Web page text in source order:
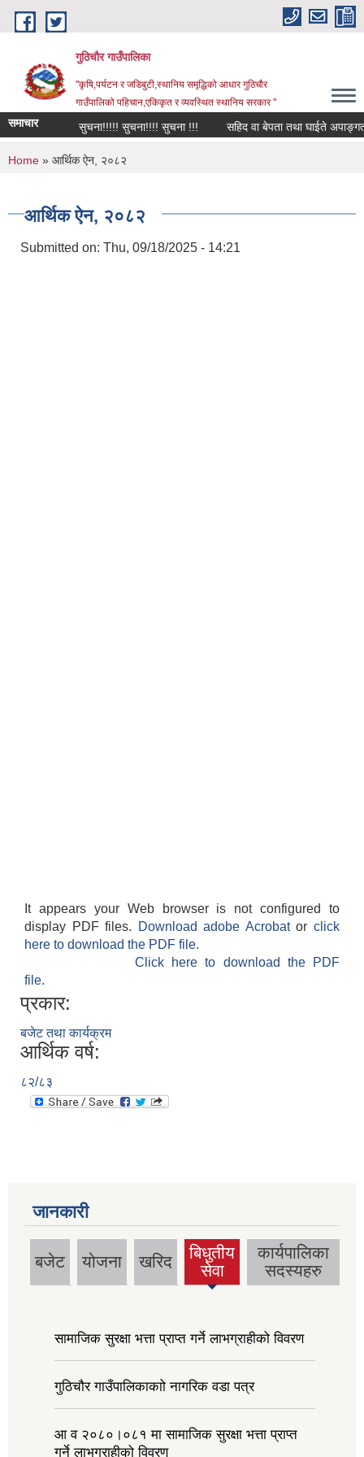
Skip to main content
गुठिचौर गाउँपालिका
"कृषि,पर्यटन र जडिबुटी,स्थानिय समृद्धिको आधार गुठिचौर
गाउँपालिको पहिचान,एकिकृत र व्यवस्थित स्थानिय सरकार "
समाचार सुचना!!!!! सुचना!!!! सुचना !!! सहिद वा बेपता तथा घाईते अपाङ्गता
You are here
Home » आर्थिक ऐन, २०८२
आर्थिक ऐन, २०८२
Submitted on: Thu, 09/18/2025 - 14:21
It appears your Web browser is not configured to
display PDF files.
Download adobe Acrobatorclick
here to download the PDF file.
Click here to download the PDF
file.
प्रकार:
बजेट तथा कार्यक्रम
आर्थिक वर्ष:
८२/८३
जानकारी
बजेट योजना खरिद
बिधुतीय
सेवा
(active
tab)
कार्यपालिका
सदस्यहरु
सामाजिक सुरक्षा भत्ता प्राप्त गर्ने लाभग्राहीको विवरण
गुठिचौर गाउँपालिकाकाो नागरिक वडा पत्र
आ व २०८०।०८१ मा सामाजिक सुरक्षा भत्ता प्राप्त
गर्ने लाभग्राहीको विवरण